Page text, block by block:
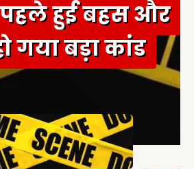
हुई बहस और
गया बड़ा कांड